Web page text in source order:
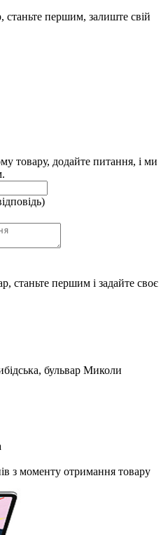
станьте першим, залиште свій
товару, додайте питання, і ми
станьте першим і задайте своє
бульвар Миколи
з моменту отримання товару